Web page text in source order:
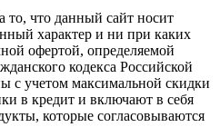
что данный сайт носит
характер и ни при каких
офертой, определяемой
кодекса Российской
с учетом максимальной скидки
в кредит и включают в себя
которые согласовываются